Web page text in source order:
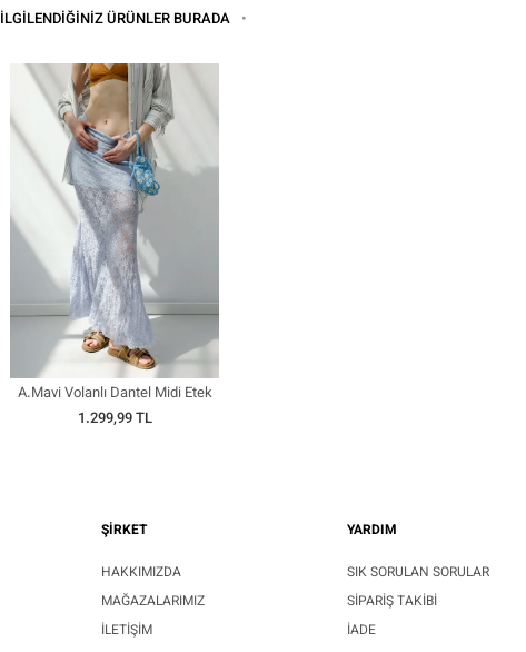
İLGİLENDİĞİNİZ ÜRÜNLER BURADA
A.mavi Volanlı Dantel Midi Etek
1.299,99 TL
ŞİRKET
HAKKIMIZDA
MAĞAZALARIMIZ
İLETIŞIM
YARDIM
SIK SORULAN SORULAR
SIPARIŞ TAKIBI
İADE